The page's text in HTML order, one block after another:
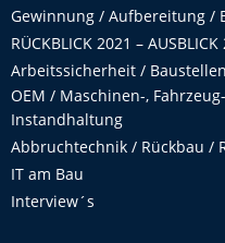
Gewinnung / Aufbereitung /
RÜCKBLICK 2021 – AUSBLICK
Arbeitssicherheit /
OEM / Maschinen-,
Instandhaltung
Abbruchtechnik / Rückbau /
IT am Bau
Interview´s